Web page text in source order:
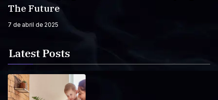
The Future
7 de abril de 2025
Latest Posts